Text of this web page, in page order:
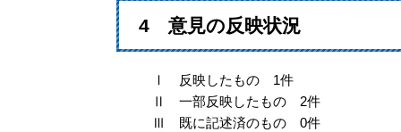
4 意見の反映状況
Ⅰ 反映したもの 1件
Ⅱ 一部反映したもの 2件
Ⅲ 既に記述済のもの 0件